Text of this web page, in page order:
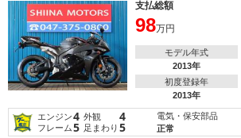
支払総額
98万円
モデル年式
2013年
初度登録年
2013年
エンジン4 外観 4
フレーム5 足まわり 5
電気・保安部品
正常